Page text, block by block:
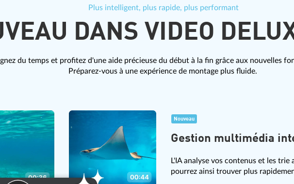
Plus intelligent, plus rapide, plus performant
DANS VIDEO
du temps et profitez d'une aide précieuse du début à la fin grâce aux nouvelles
Préparez-vous à une expérience de montage plus fluide.
Nouveau
Gestion multimédia
L'IA analyse vos contenus et les
pourrez ainsi trouver plus